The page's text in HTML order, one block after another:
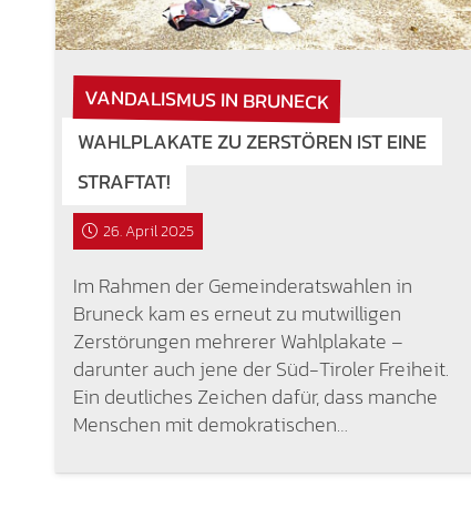
VANDALISMUS IN BRUNECK
WAHLPLAKATE ZU ZERSTÖREN IST EINE
STRAFTAT!
26. April 2025
Im Rahmen der Gemeinderatswahlen in
Bruneck kam es erneut zu mutwilligen
Zerstörungen mehrerer Wahlplakate –
darunter auch jene der Süd-Tiroler Freiheit.
Ein deutliches Zeichen dafür, dass manche
Menschen mit demokratischen…